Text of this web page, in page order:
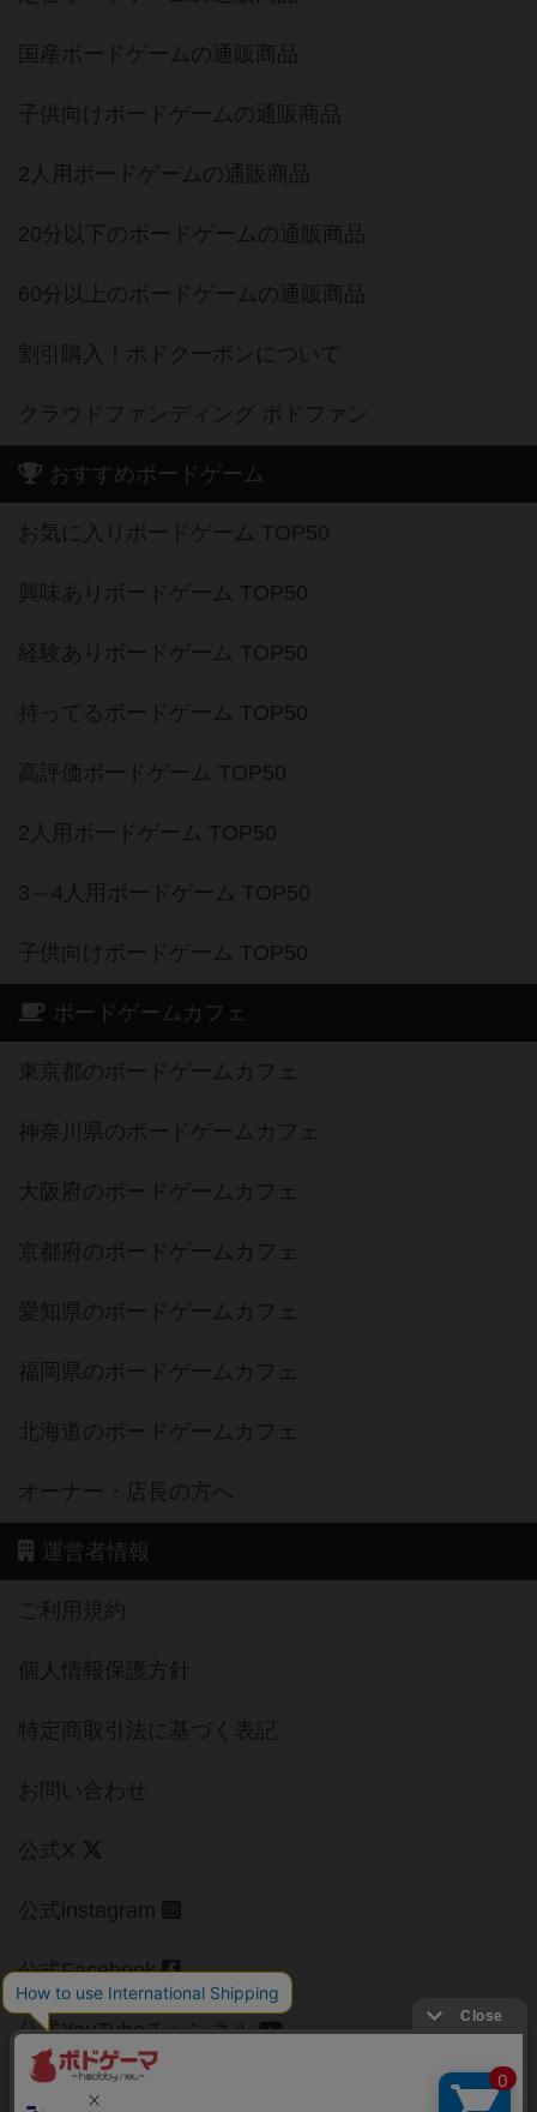
国産ボードゲームの通販商品
子供向けボードゲームの通販商品
2人用ボードゲームの通販商品
20分以下のボードゲームの通販商品
60分以上のボードゲームの通販商品
割引購入！ボドクーポンについて
クラウドファンディング ボドファン
おすすめボードゲーム
お気に入りボードゲーム TOP50
興味ありボードゲーム TOP50
経験ありボードゲーム TOP50
持ってるボードゲーム TOP50
高評価ボードゲーム TOP50
2人用ボードゲーム TOP50
3～4人用ボードゲーム TOP50
子供向けボードゲーム TOP50
ボードゲームカフェ
東京都のボードゲームカフェ
神奈川県のボードゲームカフェ
大阪府のボードゲームカフェ
京都府のボードゲームカフェ
愛知県のボードゲームカフェ
福岡県のボードゲームカフェ
北海道のボードゲームカフェ
オーナー・店長の方へ
運営者情報
ご利用規約
個人情報保護方針
特定商取引法に基づく表記
お問い合わせ
公式X
公式instagram
公式Facebook
公式YouTubeチャンネル